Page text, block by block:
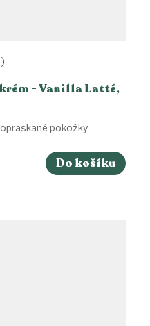
- Vanilla Latté,
Do košíku
pokožky.